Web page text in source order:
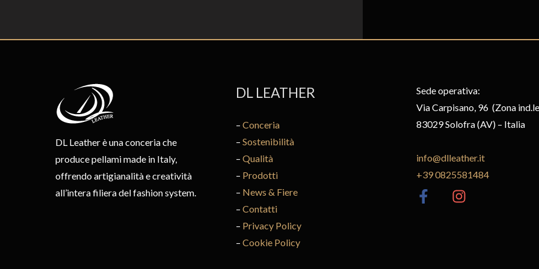
DL Leather è una conceria che
produce pellami made in Italy,
offrendo artigianalità e creatività
all’intera filiera del fashion system.
DL LEATHER
– Conceria
– Sostenibilità
– Qualità
– Prodotti
– News & Fiere
– Contatti
– Privacy Policy
– Cookie Policy
Sede operativa:
Via Carpisano, 96 (Zona
83029 Solofra (AV) – Italia
info@dlleather.it
+39 0825581484